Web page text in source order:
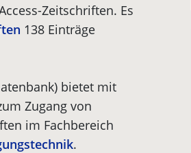
Zeitschriften. Es
138 Einträge
bietet mit
Zugang von
im Fachbereich
.